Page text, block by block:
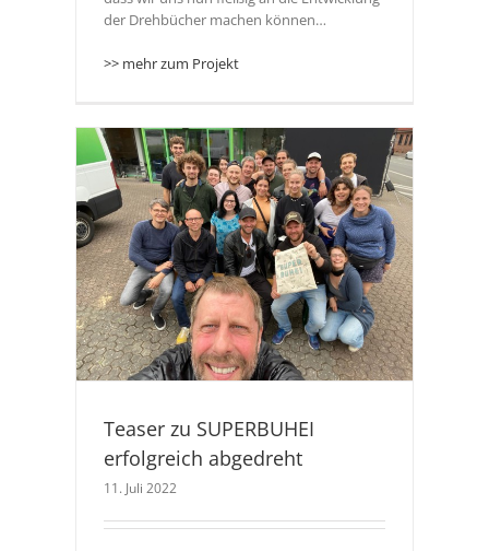
der Drehbücher machen können…
>> mehr zum Projekt
Teaser zu SUPERBUHEI
erfolgreich abgedreht
11. Juli 2022